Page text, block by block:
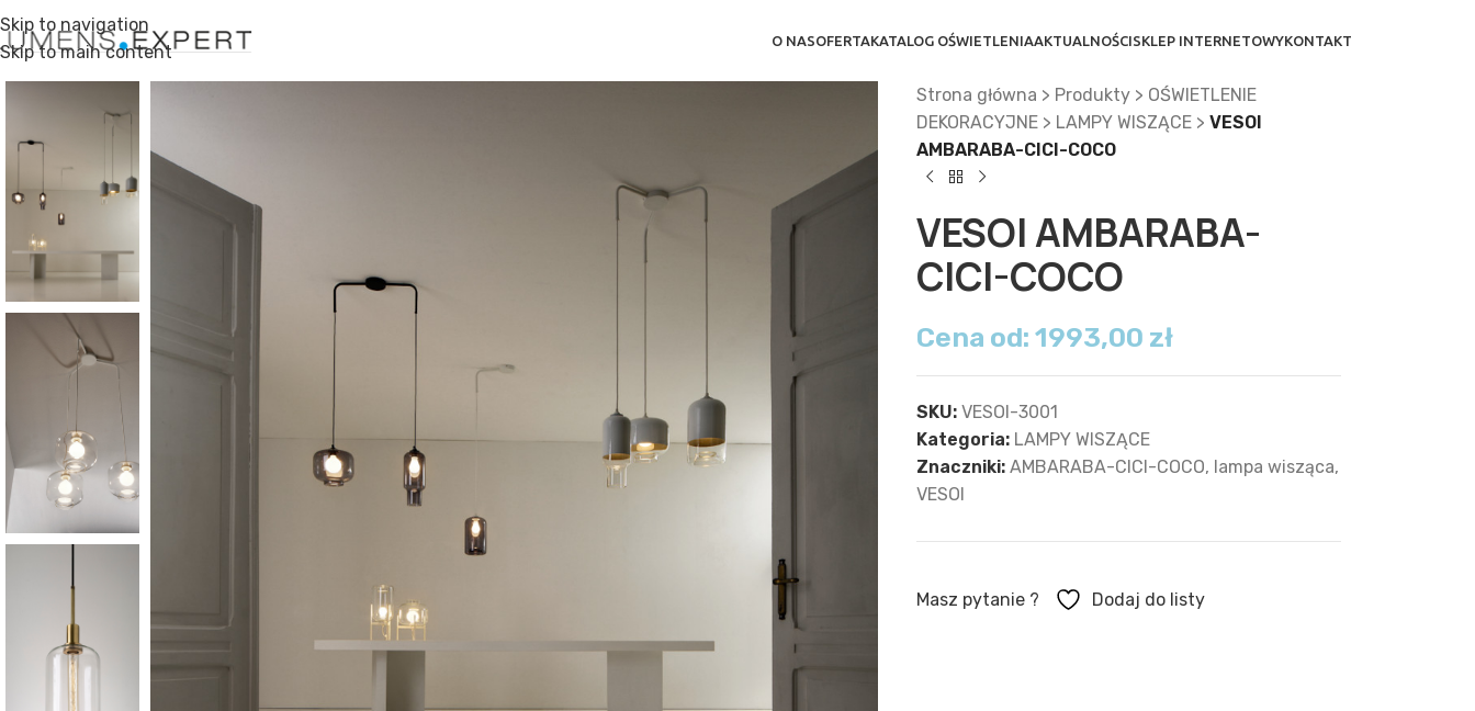
Skip to navigation
Skip to main content
O NASOFERTAKATALOG OŚWIETLENIAAKTUALNOŚCISKLEP INTERNETOWYKONTAKT
Strona główna > Produkty> OŚWIETLENIE
DEKORACYJNE> LAMPY WISZĄCE> VESOI
AMBARABA-CICI-COCO
VESOI AMBARABA-
CICI-COCO
Cena od: 1993,00 zł
SKU: VESOI-3001
Kategoria: LAMPY WISZĄCE
Znaczniki: AMBARABA-CICI-COCO, lampa wisząca,
VESOI
Masz pytanie ? Dodaj do listy